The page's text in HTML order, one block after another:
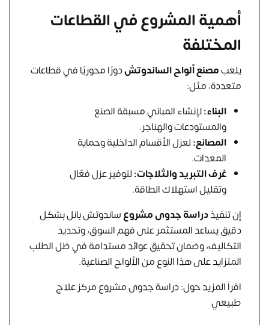
أهمية المشروع في القطاعات
المختلفة
يلعبمصنع ألواح الساندوتشدورًا محوريًا في قطاعات
متعددة، مثل:
البناء:لإنشاء المباني مسبقة الصنع
والمستودعات والهناجر.
المصانع:لعزل الأقسام الداخلية وحماية
المعدات.
غرف التبريد والثلاجات:لتوفير عزل فعّال
وتقليل استهلاك الطاقة.
إن تنفيذدراسة جدوى مشروعساندوتش بانل بشكل
دقيق يساعد المستثمر على فهم السوق، وتحديد
التكاليف،وضمان تحقيق عوائد مستدامة في ظل الطلب
المتزايد على هذا النوع من الألواح الصناعية.
اقرآ المزيد حول:دراسة جدوى مشروع مركز علاج
طبيعي